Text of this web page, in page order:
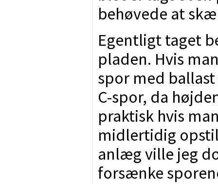
behøvede at
Egentligt taget
pladen. Hvis
spor med
C-spor, da
praktisk hvis
midlertidig
anlæg ville jeg
forsænke